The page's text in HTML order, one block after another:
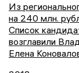
Из
на 240 млн.
Cписок
возглавили
Елена